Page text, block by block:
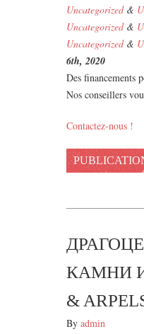
Uncategorized&
Uncategorized&
Uncategorized&
6th, 2020
Des financements
Nos conseillers
Contactez-nous !
КАМНИ И
&
By admin